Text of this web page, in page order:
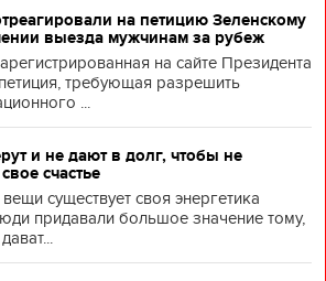
на петицию Зеленскому
выезда мужчинам за рубеж
на сайте Президента
требующая разрешить
...
и не дают в долг, чтобы не
счастье
существует своя энергетика
придавали большое значение тому,